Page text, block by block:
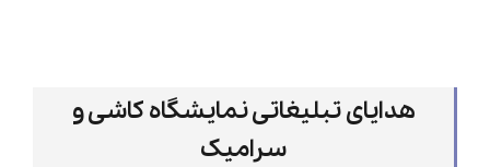
هدایای تبلیغاتی نمایشگاه کاشی و
سرامیک